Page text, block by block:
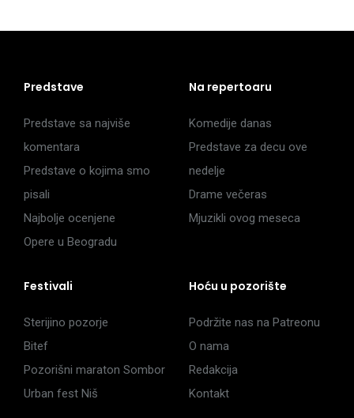
Predstave
Predstave sa najviše
komentara
Predstave o kojima smo
pisali
Najbolje ocenjene
Opere u Beogradu
Na repertoaru
Komedije danas
Predstave za decu ove
nedelje
Drame večeras
Mjuzikli ovog meseca
Festivali
Sterijino pozorje
Bitef
Pozorišni maraton Sombor
Urban fest Niš
Hoću u pozorište
Podržite nas na Patreonu
O nama
Redakcija
Kontakt